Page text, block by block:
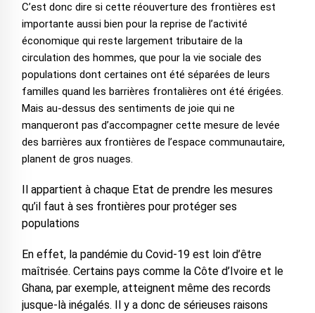
C’est donc dire si cette réouverture des frontières est
importante aussi bien pour la reprise de l’activité
économique qui reste largement tributaire de la
circulation des hommes, que pour la vie sociale des
populations dont certaines ont été séparées de leurs
familles quand les barrières frontalières ont été érigées.
Mais au-dessus des sentiments de joie qui ne
manqueront pas d’accompagner cette mesure de levée
des barrières aux frontières de l’espace communautaire,
planent de gros nuages.
Il appartient à chaque Etat de prendre les mesures
qu’il faut à ses frontières pour protéger ses
populations
En effet, la pandémie du Covid-19 est loin d’être
maîtrisée. Certains pays comme la Côte d’Ivoire et le
Ghana, par exemple, atteignent même des records
jusque-là inégalés. Il y a donc de sérieuses raisons